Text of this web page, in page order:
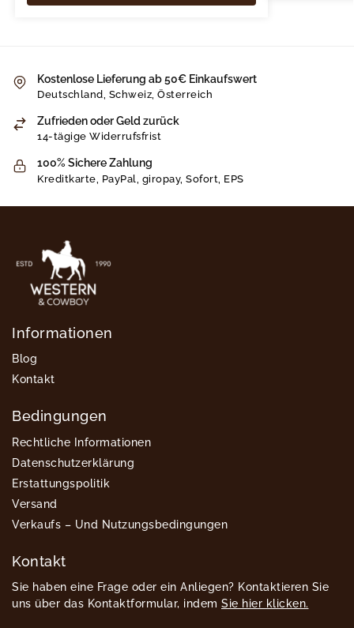
Kostenlose Lieferung ab 50€ Einkaufswert
Deutschland, Schweiz, Österreich
Zufrieden oder Geld zurück
14-tägige Widerrufsfrist
100% Sichere Zahlung
Kreditkarte, PayPal, giropay, Sofort, EPS
Informationen
Blog
Kontakt
Bedingungen
Rechtliche Informationen
Datenschutzerklärung
Erstattungspolitik
Versand
Verkaufs – Und Nutzungsbedingungen
Kontakt
Sie haben eine Frage oder ein Anliegen? Kontaktieren Sie
uns über das Kontaktformular, indem Sie hier klicken.